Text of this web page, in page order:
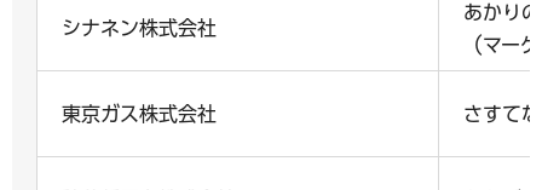
シナネン株式会社
あかり
（マー
東京ガス株式会社 さすて